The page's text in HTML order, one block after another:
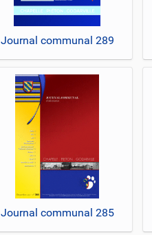
Journal communal 289
Journal communal 285